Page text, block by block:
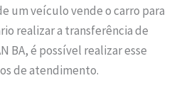
um veículo vende o carro para
realizar a transferência de
BA, é possível realizar esse
de atendimento.